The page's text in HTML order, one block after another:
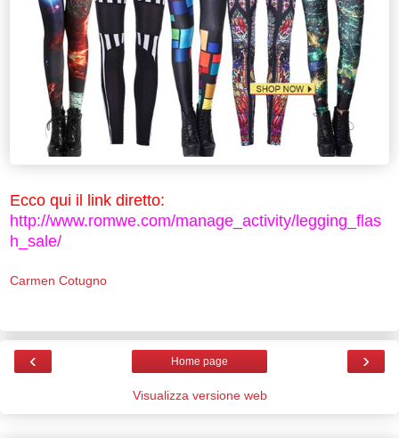
Ecco qui il link diretto:
http://www.romwe.com/manage_activity/legging_flas
h_sale/
Carmen Cotugno
‹ ›
Home page
Visualizza versione web